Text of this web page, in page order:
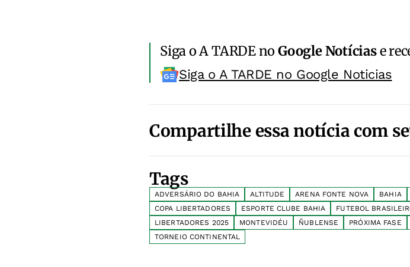
Siga o A TARDE noGoogle Notíciase
Siga o A TARDE no Google Noticias
Compartilhe essa notícia com
Tags
ADVERSÁRIO DO BAHIA ALTITUDE ARENA FONTE NOVA BAHIA
COPA LIBERTADORES
ESPORTE CLUBE BAHIA FUTEBOL
LIBERTADORES 2025
MONTEVIDÉU ÑUBLENSE PRÓXIMA FASE
TORNEIO CONTINENTAL